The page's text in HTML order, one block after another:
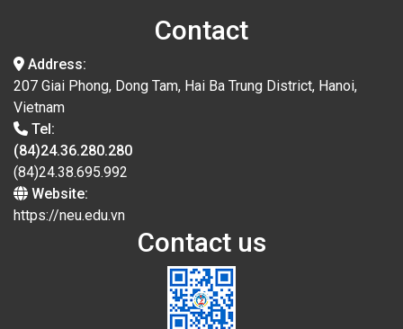
Contact
Address:
207 Giai Phong, Dong Tam, Hai Ba Trung District, Hanoi,
Vietnam
Tel:
(84)24.36.280.280
(84)24.38.695.992
Website:
https://neu.edu.vn
Contact us